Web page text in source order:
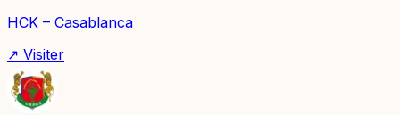
HCK – Casablanca
↗ Visiter